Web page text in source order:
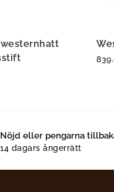
Nöjd eller pengarna
14 dagars ångerrätt